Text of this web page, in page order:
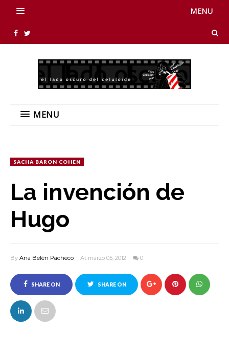
MENU
MENU
SACHA BARON COHEN
La invención de
Hugo
By Ana Belén Pacheco At marzo 05, 2012 0
SHARE ON
FACEBOOK
SHARE ON